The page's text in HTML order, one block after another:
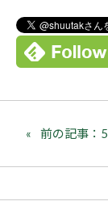
前の記事：